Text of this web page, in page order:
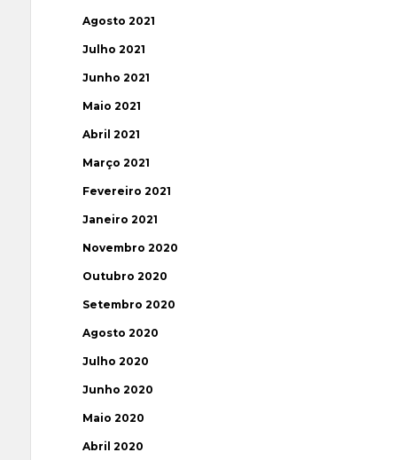
Agosto 2021
Julho 2021
Junho 2021
Maio 2021
Abril 2021
Março 2021
Fevereiro 2021
Janeiro 2021
Novembro 2020
Outubro 2020
Setembro 2020
Agosto 2020
Julho 2020
Junho 2020
Maio 2020
Abril 2020